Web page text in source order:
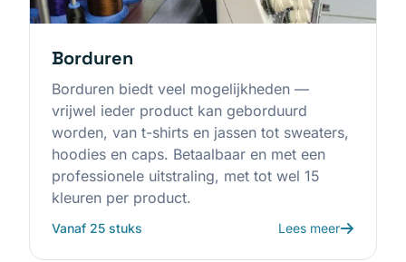
Borduren
Borduren biedt veel mogelijkheden —
vrijwel ieder product kan geborduurd
worden, van t-shirts en jassen tot sweaters,
hoodies en caps. Betaalbaar en met een
professionele uitstraling, met tot wel 15
kleuren per product.
Vanaf 25 stuks Lees meer